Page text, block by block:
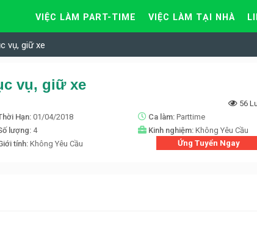
VIỆC LÀM PART-TIME VIỆC LÀM TẠI NHÀ
vụ, giữ xe
vụ, giữ xe
56
Hạn:01/04/2018 Ca làm: Parttime
lượng: 4 Kinh nghiệm: Không Yêu Cầu
tính: Không Yêu Cầu Ứng Tuyển Ngay